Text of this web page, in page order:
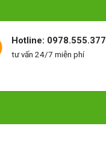
Hotline: 0978.555.377
tư vấn 24/7 miễn phí